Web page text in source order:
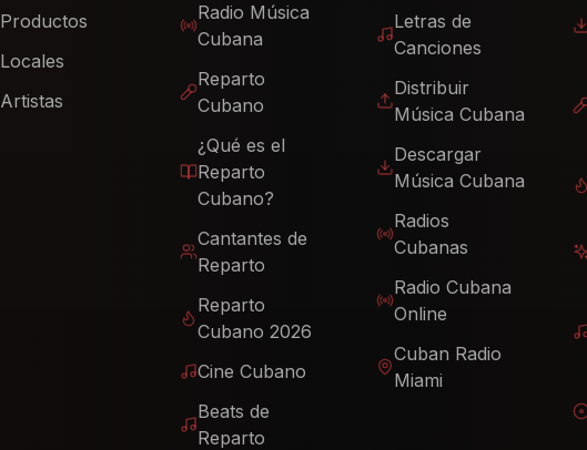
Productos
Locales
Artistas
Radio Música
Cubana
Reparto
Cubano
¿Qué es el
Reparto
Cubano?
Cantantes de
Reparto
Reparto
Cubano 2026
Cine Cubano
Beats de
Reparto
Letras de
Canciones
Distribuir
Música Cubana
Descargar
Música Cubana
Radios
Cubanas
Radio Cubana
Online
Cuban Radio
Miami